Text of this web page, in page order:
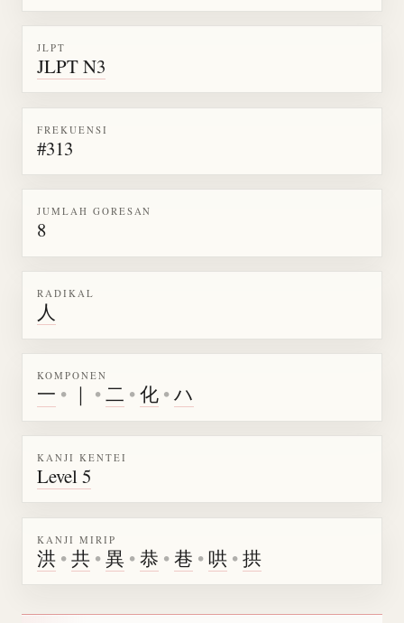
JLPT
JLPT N3
FREKUENSI
#313
JUMLAH GORESAN
8
RADIKAL
人
KOMPONEN
一 • ｜ •二 •化 •ハ
KANJI KENTEI
Level 5
KANJI MIRIP
洪 •共 •異 •恭 •巷 •哄 •拱